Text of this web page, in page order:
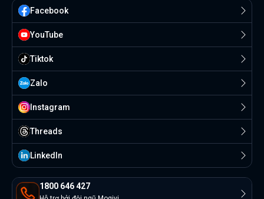
1800 646 427
Facebook
YouTube
Tiktok
Zalo
Instagram
Threads
Linkedln